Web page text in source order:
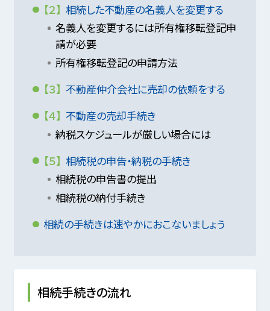
【２】 相続した不動産の名義人を変更する
名義人を変更するには所有権移転登記申
請が必要
所有権移転登記の申請方法
【３】 不動産仲介会社に売却の依頼をする
【４】 不動産の売却手続き
納税スケジュールが厳しい場合には
【５】 相続税の申告・納税の手続き
相続税の申告書の提出
相続税の納付手続き
相続の手続きは速やかにおこないましょう
相続手続きの流れ